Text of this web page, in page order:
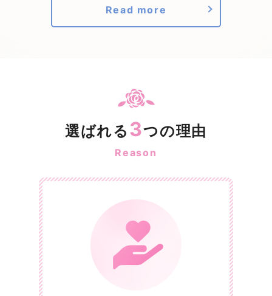
Read more
選ばれる 3つの理由
Reason